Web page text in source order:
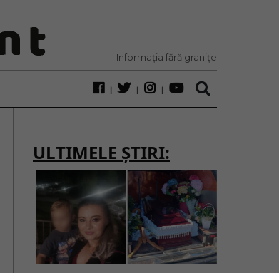
Informația fără granițe
ULTIMELE ȘTIRI: